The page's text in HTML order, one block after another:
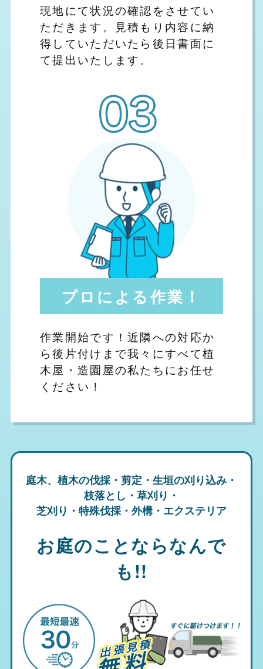
現地にて状況の確認をさせてい
ただきます。見積もり内容に納
得していただいたら後日書面に
て提出いたします。
プロによる作業！
作業開始です！近隣への対応か
ら後片付けまで我々にすべて植
木屋・造園屋の私たちにお任せ
ください！
庭木、植木の伐採・剪定・生垣の刈り込み・
枝落とし・草刈り・
芝刈り・特殊伐採・外構・エクステリア
お庭のことならなんで
も!!